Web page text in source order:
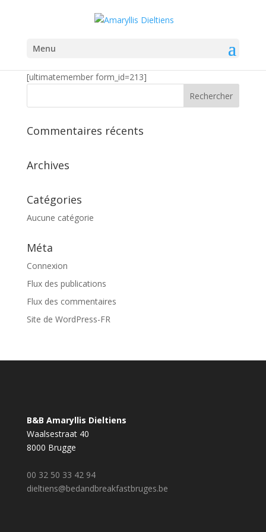
Menu
Members
[ultimatemember form_id=213]
Commentaires récents
Archives
Catégories
Aucune catégorie
Méta
Connexion
Flux des publications
Flux des commentaires
Site de WordPress-FR
B&B Amaryllis Dieltiens
Waalsestraat 40
8000 Brugge
00 32 50 33 42 94
dieltiens@bedandbreakfastbruges.be